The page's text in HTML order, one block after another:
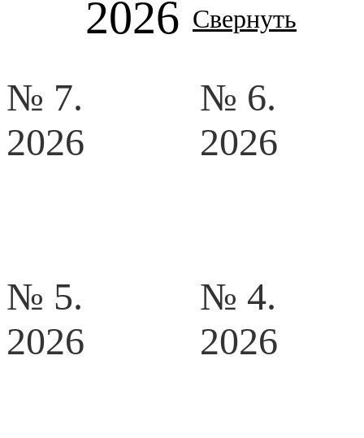
2026 Свернуть
№ 7.
2026
№ 6.
2026
№ 5.
2026
№ 4.
2026